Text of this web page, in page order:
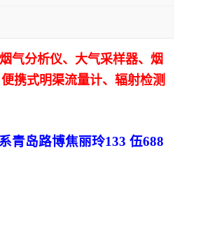
气分析仪、大气采样器、烟
携式明渠流量计、辐射检测
青岛路博焦丽玲133 伍688